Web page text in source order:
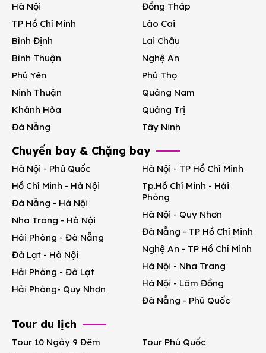
Hà Nội
TP Hồ Chí Minh
Bình Định
Bình Thuận
Phú Yên
Ninh Thuận
Khánh Hòa
Đà Nẵng
Đồng Tháp
Lào Cai
Lai Châu
Nghệ An
Phú Thọ
Quảng Nam
Quảng Trị
Tây Ninh
Chuyến bay & Chặng bay
Hà Nội - Phú Quốc
Hồ Chí Minh - Hà Nội
Đà Nẵng - Hà Nội
Nha Trang - Hà Nội
Hải Phòng - Đà Nẵng
Đà Lạt - Hà Nội
Hải Phòng - Đà Lạt
Hải Phòng- Quy Nhơn
Hà Nội - TP Hồ Chí Minh
Tp.Hồ Chí Minh - Hải
Phòng
Hà Nội - Quy Nhơn
Đà Nẵng - TP Hồ Chí Minh
Nghệ An - TP Hồ Chí Minh
Hà Nội - Nha Trang
Hà Nội - Lâm Đồng
Đà Nẵng - Phú Quốc
Tour du lịch
Tour 10 Ngày 9 Đêm
Tour Phú Quốc